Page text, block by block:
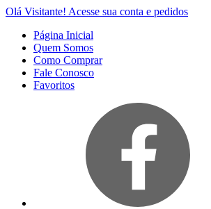
Olá Visitante! Acesse sua conta e pedidos
Página Inicial
Quem Somos
Como Comprar
Fale Conosco
Favoritos